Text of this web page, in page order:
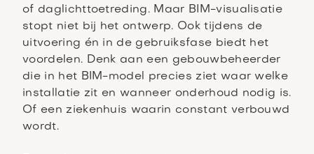
of daglichttoetreding. Maar BIM-visualisatie
stopt niet bij het ontwerp. Ook tijdens de
uitvoering én in de gebruiksfase biedt het
voordelen. Denk aan een gebouwbeheerder
die in het BIM-model precies ziet waar welke
installatie zit en wanneer onderhoud nodig is.
Of een ziekenhuis waarin constant verbouwd
wordt.